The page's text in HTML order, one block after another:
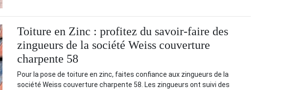
Toiture en Zinc : profitez du savoir-faire des
zingueurs de la société Weiss couverture
charpente 58
Pour la pose de toiture en zinc, faites confiance aux zingueurs de la
société Weiss couverture charpente 58. Les zingueurs ont suivi des